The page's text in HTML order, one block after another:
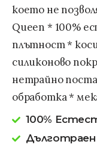
което не
Queen * 100%
плътност *
силиконово
нетрайно
обработка *
100%